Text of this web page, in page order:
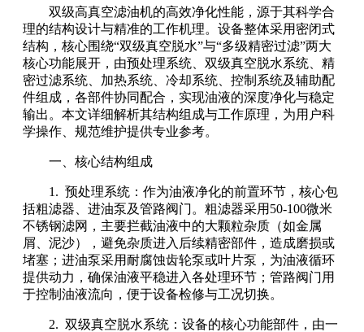
双级高真空滤油机的高效净化性能，源于其科学合
理的结构设计与精准的工作机理。设备整体采用密闭式
结构，核心围绕“双级真空脱水”与“多级精密过滤”两大
核心功能展开，由预处理系统、双级真空脱水系统、精
密过滤系统、加热系统、冷却系统、控制系统及辅助配
件组成，各部件协同配合，实现油液的深度净化与稳定
输出。本文详细解析其结构组成与工作原理，为用户科
学操作、规范维护提供专业参考。
一、核心结构组成
1. 预处理系统：作为油液净化的前置环节，核心包
括粗滤器、进油泵及管路阀门。粗滤器采用50-100微米
不锈钢滤网，主要拦截油液中的大颗粒杂质（如金属
屑、泥沙），避免杂质进入后续精密部件，造成磨损或
堵塞；进油泵采用耐腐蚀齿轮泵或叶片泵，为油液循环
提供动力，确保油液平稳进入各处理环节；管路阀门用
于控制油液流向，便于设备检修与工况切换。
2. 双级真空脱水系统：设备的核心功能部件，由一